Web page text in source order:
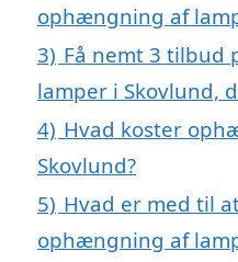
ophængning af
3) Få nemt 3 tilbud
lamper i Skovlund,
4) Hvad koster
Skovlund?
5) Hvad er med til
ophængning af